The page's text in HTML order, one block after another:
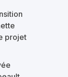
projet